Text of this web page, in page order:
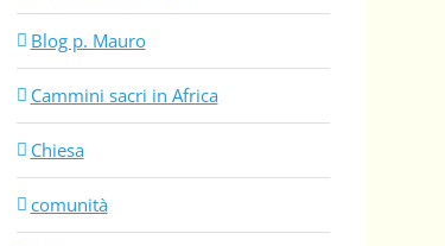
Blog p. Mauro
Cammini sacri in Africa
Chiesa
comunità